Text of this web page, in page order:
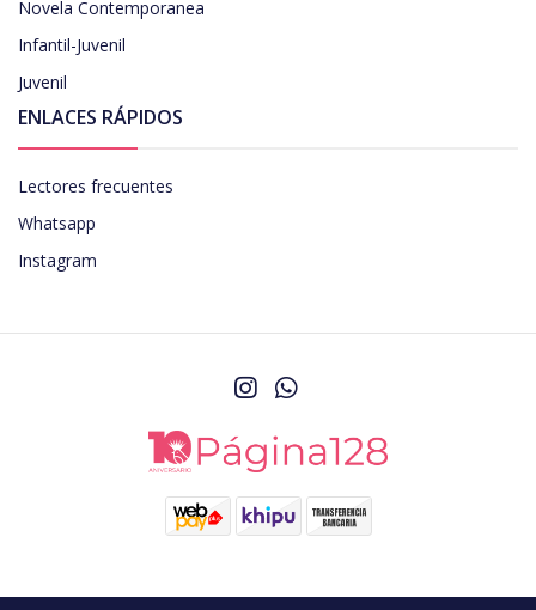
Novela Contemporanea
Infantil-Juvenil
Juvenil
ENLACES RÁPIDOS
Lectores frecuentes
Whatsapp
Instagram